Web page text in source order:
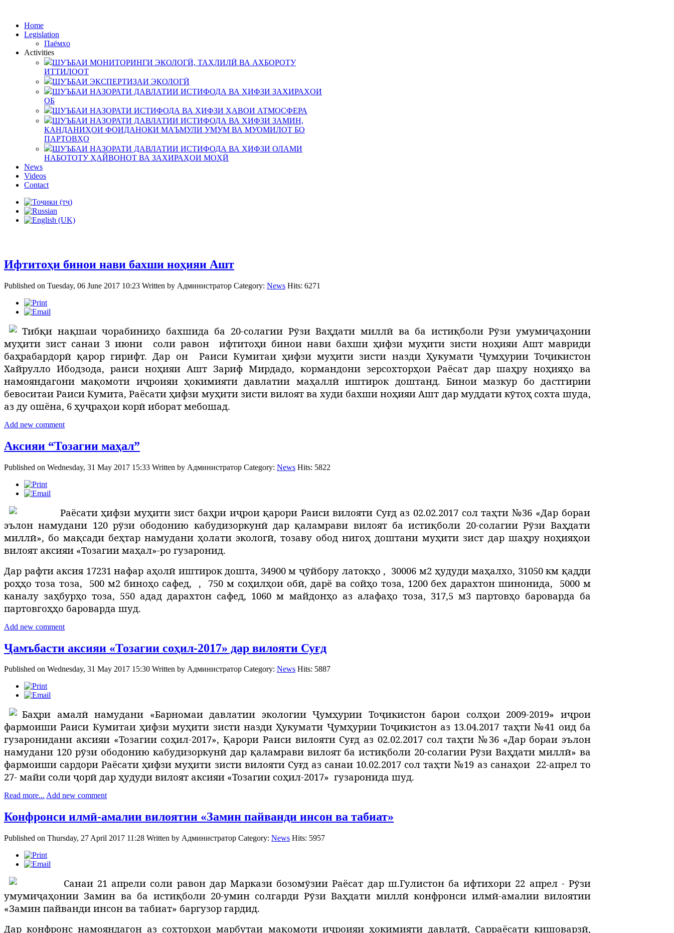
Home
Legislation
Паёмҳо
Activities
ШУЪБАИ МОНИТОРИНГИ ЭКОЛОГӢ, ТАҲЛИЛӢ ВА АХБОРОТУ
ИТТИЛООТ
ШУЪБАИ ЭКСПЕРТИЗАИ ЭКОЛОГӢ
ШУЪБАИ НАЗОРАТИ ДАВЛАТИИ ИСТИФОДА ВА ҲИФЗИ ЗАХИРАҲОИ
ОБ
ШУЪБАИ НАЗОРАТИ ИСТИФОДА ВА ҲИФЗИ ҲАВОИ АТМОСФЕРА
ШУЪБАИ НАЗОРАТИ ДАВЛАТИИ ИСТИФОДА ВА ҲИФЗИ ЗАМИН,
КАНДАНИҲОИ ФОИДАНОКИ МАЪМУЛИ УМУМ ВА МУОМИЛОТ БО
ПАРТОВҲО
ШУЪБАИ НАЗОРАТИ ДАВЛАТИИ ИСТИФОДА ВА ҲИФЗИ ОЛАМИ
НАБОТОТУ ҲАЙВОНОТ ВА ЗАХИРАҲОИ МОҲӢ
News
Videos
Contact
Ифтитоҳи бинои нави бахши ноҳияи Ашт
Published on Tuesday, 06 June 2017 10:23 Written by Администратор Category: News Hits: 6271
Тибқи нақшаи чорабиниҳо бахшида ба 20-солагии Рӯзи Ваҳдати миллӣ ва ба истиқболи Рӯзи умумиҷаҳонии
муҳити зист санаи 3 июни
соли равон
ифтитоҳи бинои нави бахши ҳифзи муҳити зисти ноҳияи Ашт мавриди
баҳрабардорӣ қарор гирифт. Дар он
Раиси Кумитаи ҳифзи муҳити зисти назди Ҳукумати Ҷумҳурии Тоҷикистон
Хайрулло Ибодзода, раиси ноҳияи Ашт Зариф Мирдадо, кормандони зерсохторҳои Раёсат дар шаҳру ноҳияҳо ва
намояндагони мақомоти иҷроияи ҳокимияти давлатии маҳаллӣ иштирок доштанд. Бинои мазкур бо дастгирии
бевоситаи Раиси Кумита, Раёсати ҳифзи муҳити зисти вилоят ва худи бахши ноҳияи Ашт дар муддати кӯтоҳ сохта шуда,
аз ду ошёна, 6 ҳуҷраҳои корӣ иборат мебошад.
Add new comment
Аксияи “Тозагии маҳал”
Published on Wednesday, 31 May 2017 15:33 Written by Администратор Category: News Hits: 5822
Раёсати ҳифзи муҳити зист баҳри иҷроиқарори Раиси вилояти Суғд аз 02.02.2017 сол таҳти №36 «Дар бораи
эълон намудани 120 рӯзи ободонию кабудизоркунӣ дар қаламрави вилоят ба истиқболи 20-солагии Рӯзи Ваҳдати
миллӣ», бо мақсади беҳтар намуданиҳолати экологӣ, тозаву обод нигоҳ доштани муҳити зист дар шаҳру ноҳияҳои
вилоят аксияи «Тозагии маҳал»-ро гузаронид.
Дар рафти аксия 17231 нафар аҳолӣ иштирок дошта, 34900 м ҷӯйбору латокҳо , 30006 м2 ҳудуди маҳалхо, 31050 км қадди
роҳҳо тоза тоза,
500 м2 биноҳо сафед, , 750 м соҳилҳои обӣ, дарё ва сойҳо тоза, 1200 бех дарахтон шинонида,
5000 м
каналу заҳбурҳо тоза, 550 адад дарахтон сафед, 1060 м майдонҳо аз алафаҳо тоза, 317,5 м3 партовҳо бароварда ба
партовгоҳҳо бароварда шуд.
Add new comment
Ҷамъбасти аксияи «Тозагии соҳил-2017» дар вилояти Суғд
Published on Wednesday, 31 May 2017 15:30 Written by Администратор Category: News Hits: 5887
Баҳри амалӣ намудани «Барномаи давлатии экологии Ҷумҳурии Тоҷикистон барои солҳои 2009-2019» иҷрои
фармоиши Раиси Кумитаи ҳифзи муҳити зисти назди Ҳукумати Ҷумҳурии Тоҷикистон аз 13.04.2017 таҳти №41 оид ба
гузаронидани аксияи «Тозагии соҳил-2017», Қарори Раиси вилояти Суғд аз 02.02.2017 сол таҳти №36 «Дар бораи эълон
намудани 120 рӯзи ободонию кабудизоркунӣ дар қаламрави вилоят ба истиқболи 20-солагии Рӯзи Ваҳдати миллӣ» ва
фармоиши сардори Раёсати ҳифзи муҳити зисти вилояти Суғд аз санаи 10.02.2017 сол таҳти №19 аз санаҳои 22-апрел то
27- майи соли ҷорӣ дар ҳудуди вилоят аксияи «Тозагии соҳил-2017» гузаронида шуд.
Read more... Add new comment
Конфронси илмӣ-амалии вилоятии «Замин пайванди инсон ва табиат»
Published on Thursday, 27 April 2017 11:28 Written by Администратор Category: News Hits: 5957
Санаи 21 апрели соли равон дар Маркази бозомӯзии Раёсат дар ш.Гулистон ба ифтихори 22 апрел - Рӯзи
умумиҷаҳонии Замин ва ба истиқболи 20-умин солгарди Рӯзи Ваҳдати миллӣ конфронси илмӣ-амалии вилоятии
«Замин пайванди инсон ва табиат» баргузор гардид.
Дар конфронс намояндагон аз сохторҳои марбутаи мақомоти иҷроияи ҳокимияти давлатӣ, Сарраёсати кишоварзӣ,